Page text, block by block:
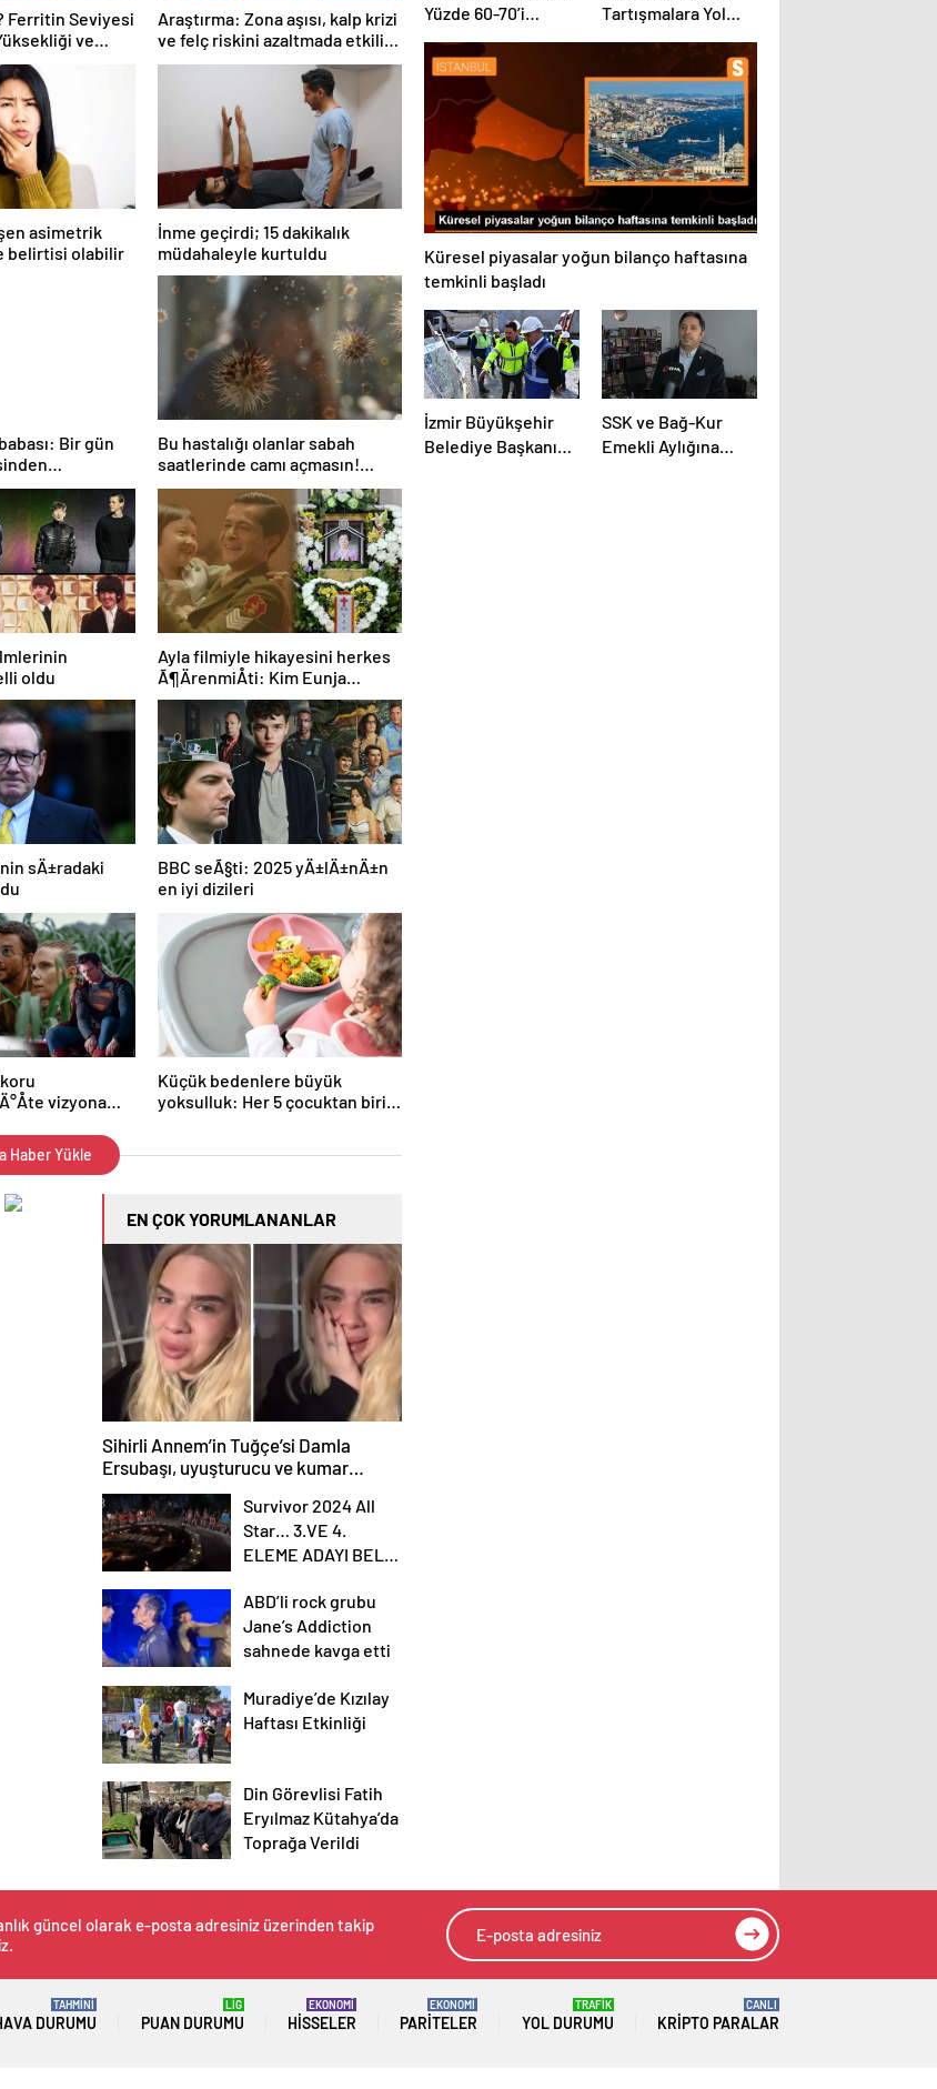
Ferritin Seviyesi
ve
Nasıl
Araştırma: Zona aşısı, kalp krizi
ve felç riskini azaltmada etkili
olabilir
asimetrik
belirtisi olabilir
İnme geçirdi; 15 dakikalık
müdahaleyle kurtuldu
babası: Bir gün
Bu hastalığı olanlar sabah
saatlerinde camı açmasın!
Burun tıkanıklığı, hapşırık,
kaşıntı, öksürük… Meğer
tetikliyormuş
oldu
Ayla filmiyle hikayesini herkes
Ã¶ÄrenmiÅti: Kim Eunja
hayatÄ±nÄ± kaybetti
sÄ±radaki
BBC seÃ§ti: 2025 yÄ±lÄ±nÄ±n
en iyi dizileri
vizyona
Küçük bedenlere büyük
yoksulluk: Her 5 çocuktan biri
Haber Yükle
EN ÇOK YORUMLANANLAR
Sihirli Annem’in Tuğçe’si Damla
Ersubaşı, uyuşturucu ve kumar
batağına düştüğünü itiraf etti
Survivor 2024 All
Star… 3.VE 4.
ELEME ADAYI BELLİ
SAKATLIKLAR
ÜZDÜ!
ABD’li rock grubu
Jane’s Addiction
sahnede kavga etti
Muradiye’de Kızılay
Haftası Etkinliği
Din Görevlisi Fatih
Eryılmaz Kütahya’da
Toprağa Verildi
Yüzde 60-70’i
Duyuyor
Tartışmalara Yol
Küresel piyasalar yoğun bilanço haftasına
temkinli başladı
İzmir Büyükşehir
Belediye Başkanı
SSK ve Bağ-Kur
Emekli Aylığına
güncel olarak e-posta adresiniz üzerinden takip
DURUMU
TAHMİNİ
PUAN DURUMU
LİG
HISSELER
EKONOMİ
PARITELER
EKONOMİ
YOL DURUMU
TRAFİK
KRIPTO PARALAR
CANLI